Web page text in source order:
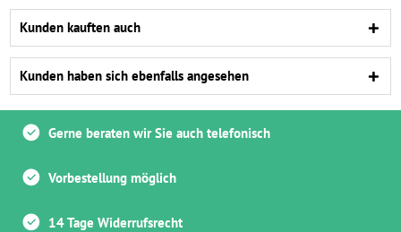
Kunden kauften auch
Kunden haben sich ebenfalls angesehen
Gerne beraten wir Sie auch telefonisch
Vorbestellung möglich
14 Tage Widerrufsrecht